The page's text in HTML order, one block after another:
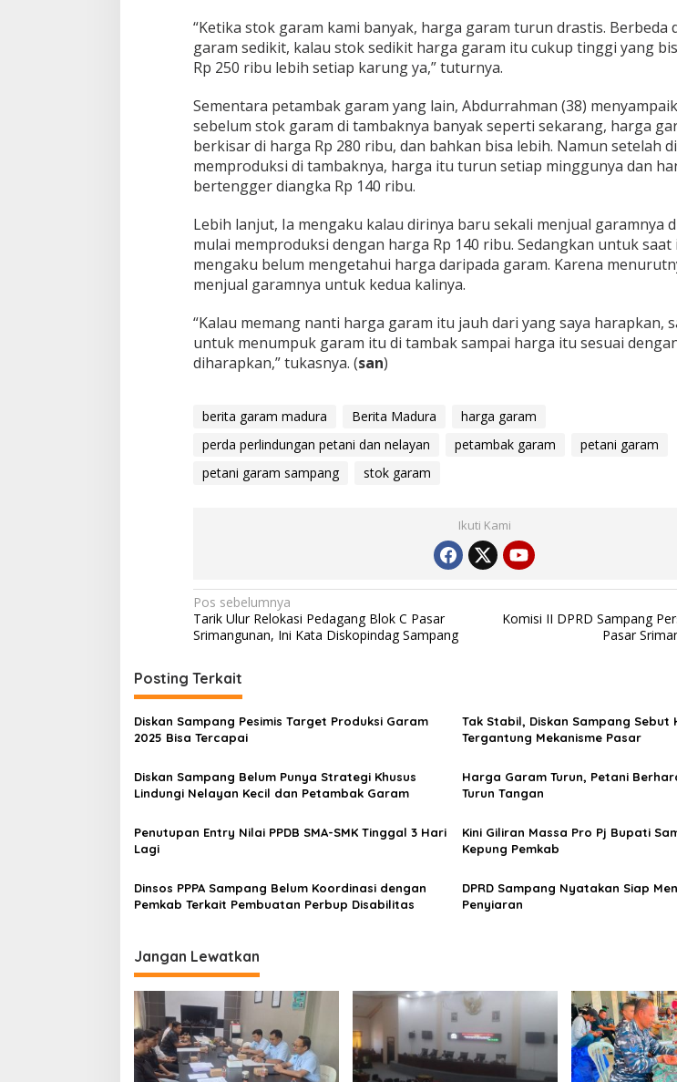
“Ketika stok garam kami banyak, harga garam turun drastis. Berbeda
garam sedikit, kalau stok sedikit harga garam itu cukup tinggi yang
Rp 250 ribu lebih setiap karung ya,” tuturnya.
Sementara petambak garam yang lain, Abdurrahman (38)
sebelum stok garam di tambaknya banyak seperti sekarang, harga
berkisar di harga Rp 280 ribu, dan bahkan bisa lebih. Namun setelah
memproduksi di tambaknya, harga itu turun setiap minggunya dan
bertengger diangka Rp 140 ribu.
Lebih lanjut, Ia mengaku kalau dirinya baru sekali menjual garamnya
mulai memproduksi dengan harga Rp 140 ribu. Sedangkan untuk saat
mengaku belum mengetahui harga daripada garam. Karena
menjual garamnya untuk kedua kalinya.
“Kalau memang nanti harga garam itu jauh dari yang saya harapkan,
untuk menumpuk garam itu di tambak sampai harga itu sesuai
diharapkan,” tukasnya. (san)
berita garam madura Berita Madura
harga garam
perda perlindungan petani dan nelayan
petambak garam
petani garam
petani garam sampang
stok garam
Ikuti Kami
Navigasi
pos
Pos sebelumnya
Tarik Ulur Relokasi Pedagang Blok C Pasar
Srimangunan, Ini Kata Diskopindag Sampang
Komisi II DPRD Sampang
Pasar
Posting Terkait
Diskan Sampang Pesimis Target Produksi Garam
2025 Bisa Tercapai
Tak Stabil, Diskan Sampang Sebut
Tergantung Mekanisme Pasar
Diskan Sampang Belum Punya Strategi Khusus
Lindungi Nelayan Kecil dan Petambak Garam
Harga Garam Turun, Petani
Turun Tangan
Penutupan Entry Nilai PPDB SMA-SMK Tinggal 3 Hari
Lagi
Kini Giliran Massa Pro Pj Bupati
Kepung Pemkab
Dinsos PPPA Sampang Belum Koordinasi dengan
Pemkab Terkait Pembuatan Perbup Disabilitas
DPRD Sampang Nyatakan Siap
Penyiaran
Jangan Lewatkan